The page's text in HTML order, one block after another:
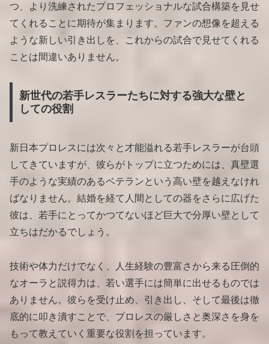
つ、より洗練されたプロフェッショナルな試合構築を見せ
てくれることに期待が集まります。ファンの想像を超える
ような新しい引き出しを、これからの試合で見せてくれる
ことは間違いありません。
新世代の若手レスラーたちに対する強大な壁と
しての役割
新日本プロレスには次々と才能溢れる若手レスラーが台頭
してきていますが、彼らがトップに立つためには、真壁選
手のような実績のあるベテランという高い壁を越えなけれ
ばなりません。結婚を経て人間としての器をさらに広げた
彼は、若手にとってかつてないほど巨大で分厚い壁として
立ちはだかるでしょう。
技術や体力だけでなく、人生経験の豊富さから来る圧倒的
なオーラと説得力は、若い選手には簡単に出せるものでは
ありません。彼らを受け止め、引き出し、そして最後は徹
底的に叩き潰すことで、プロレスの厳しさと奥深さを身を
もって教えていく重要な役割を担っています。